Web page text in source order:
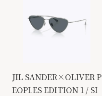
JIL SANDER×OLIVER P
EOPLES EDITION 1 / SI